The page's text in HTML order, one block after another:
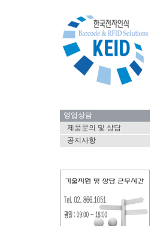
영업상담
제품문의 및 상담
공지사항